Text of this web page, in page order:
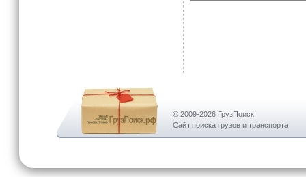
© 2009-2026 ГрузПоиск
Сайт поиска грузов и транспорта